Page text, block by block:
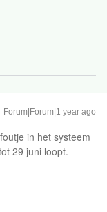
Forum|Forum|1 year ago
in het systeem
29 juni loopt.